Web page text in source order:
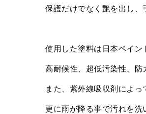
保護だけでなく艶を出し、
使用した塗料は日本ペイン
高耐候性、超低汚染性、防
また、紫外線吸収剤によっ
更に雨が降る事で汚れを